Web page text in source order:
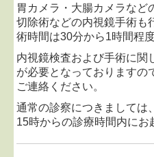
胃カメラ・大腸カメラなど
切除術などの内視鏡手術も
術時間は30分から1時間程
内視鏡検査および手術に関
が必要となっておりますの
ご連絡ください。
通常の診察につきましては
15時からの診療時間内にお